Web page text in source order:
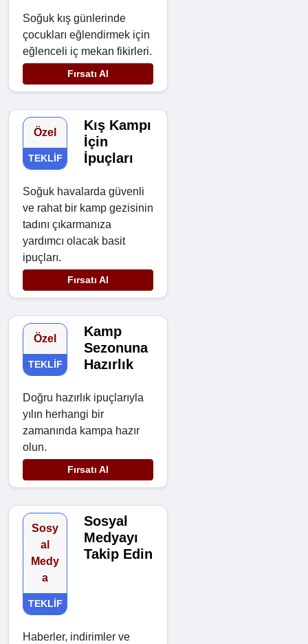
Soğuk kış günlerinde
çocukları eğlendirmek için
eğlenceli iç mekan fikirleri.
Fırsatı Al
Özel
TEKLIF
Kış Kampı
İçin
İpuçları
Soğuk havalarda güvenli
ve rahat bir kamp gezisinin
tadını çıkarmanıza
yardımcı olacak basit
ipuçları.
Fırsatı Al
Özel
TEKLIF
Kamp
Sezonuna
Hazırlık
Doğru hazırlık ipuçlarıyla
yılın herhangi bir
zamanında kampa hazır
olun.
Fırsatı Al
Sosy
al
Medy
a
TEKLIF
Sosyal
Medyayı
Takip Edin
Haberler, indirimler ve